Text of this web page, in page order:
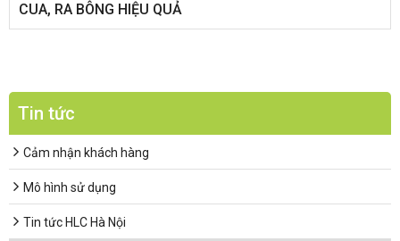
CUA, RA BÔNG HIỆU QUẢ
Tin tức
Cảm nhận khách hàng
Mô hình sử dụng
Tin tức HLC Hà Nội